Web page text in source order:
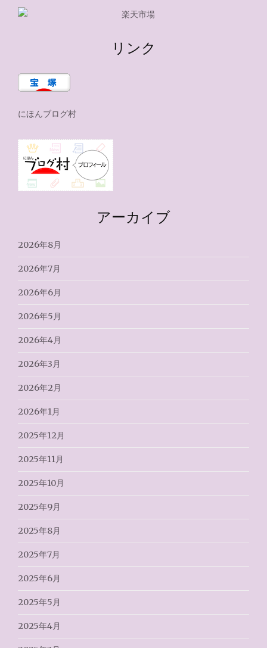
リンク
にほんブログ村
アーカイブ
2026年8月
2026年7月
2026年6月
2026年5月
2026年4月
2026年3月
2026年2月
2026年1月
2025年12月
2025年11月
2025年10月
2025年9月
2025年8月
2025年7月
2025年6月
2025年5月
2025年4月